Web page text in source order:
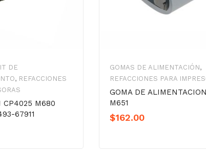
DE
, REFACCIONES
CP4025 M680
67911
GOMAS DE ALIMENTACIÓN,
REFACCIONES PARA
GOMA DE ALIMENTACION
M651
$162.00